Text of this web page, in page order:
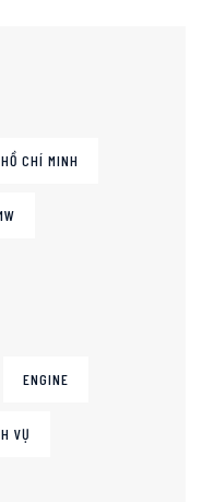
CHÍ MINH
ENGINE
VỤ